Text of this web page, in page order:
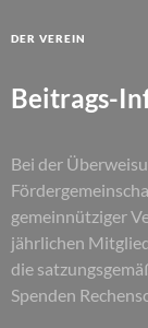
Der Verein
Beitrags-
Bei der
gemeinnütziger
jährlichen
die
Spenden